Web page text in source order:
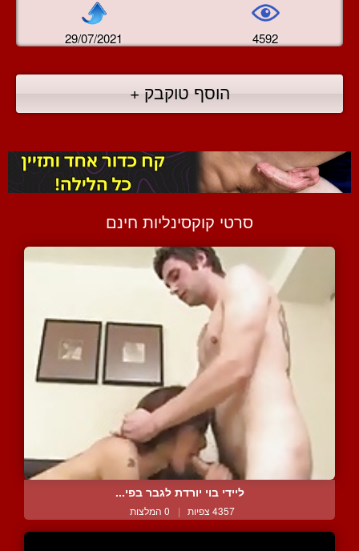
29/07/2021 4592
הוסף טוקבק +
סרטי קוקסינליות חינם
ליידי בוי יורדת לגבר בפי...
4357 צפיות | 0 המלצות